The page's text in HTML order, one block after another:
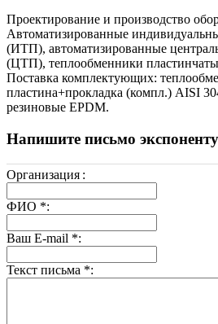
Проектирование и производство
Автоматизированные
(ИТП), автоматизированные
(ЦТП), теплообменники
Поставка комплектующих:
пластина+прокладка (компл.) AISI
резиновые EPDM.
Напишите письмо
Организация :
ФИО *:
Ваш E-mail *:
Текст письма *: